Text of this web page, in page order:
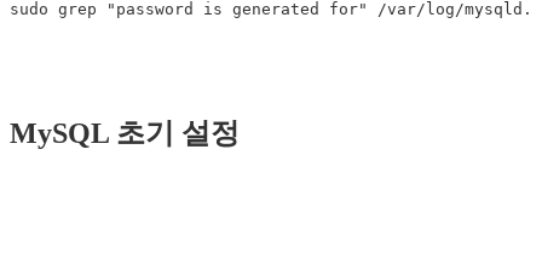
MySQL 초기 설정